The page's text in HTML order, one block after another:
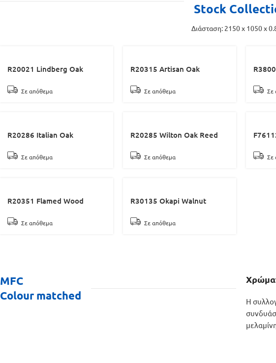
Stock
Διάσταση: 2150 x 1050 x
R20021 Lindberg Oak
Σε απόθεμα
R20315 Artisan Oak
Σε απόθεμα Σε
R20286 Italian Oak
Σε απόθεμα
R20285 Wilton Oak Reed
Σε απόθεμα Σε
R20351 Flamed Wood
Σε απόθεμα
R30135 Okapi Walnut
Σε απόθεμα
MFC
Colour matched
Η